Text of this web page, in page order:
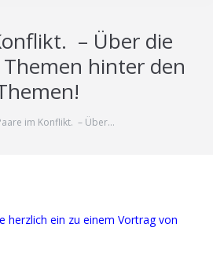
– Über die
hinter den
im Konflikt. – Über…
herzlich ein zu einem Vortrag von